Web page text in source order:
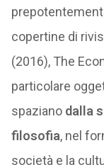
copertine di
(2016), The
particolare
spaziano dalla
filosofia, nel
società e la